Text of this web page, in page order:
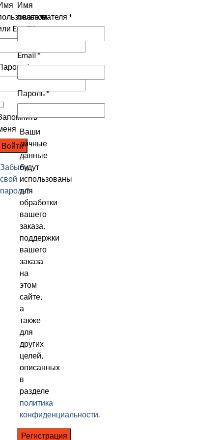
Email*
*
Войти
Забыли
свой
пароль?
Имя
пользователя *
Email*
Пароль*
Ваши
личные
данные
будут
использованы
для
обработки
вашего
заказа,
поддержки
вашего
заказа
на
этом
сайте,
а
также
для
других
целей,
описанных
в
разделе
политика
конфиденциальности.
Регистрация